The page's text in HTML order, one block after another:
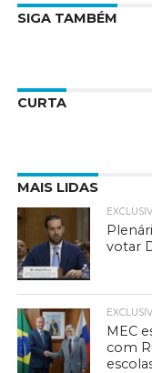
SIGA TAMBÉM
CURTA
MAIS LIDAS
votar
MEC
com